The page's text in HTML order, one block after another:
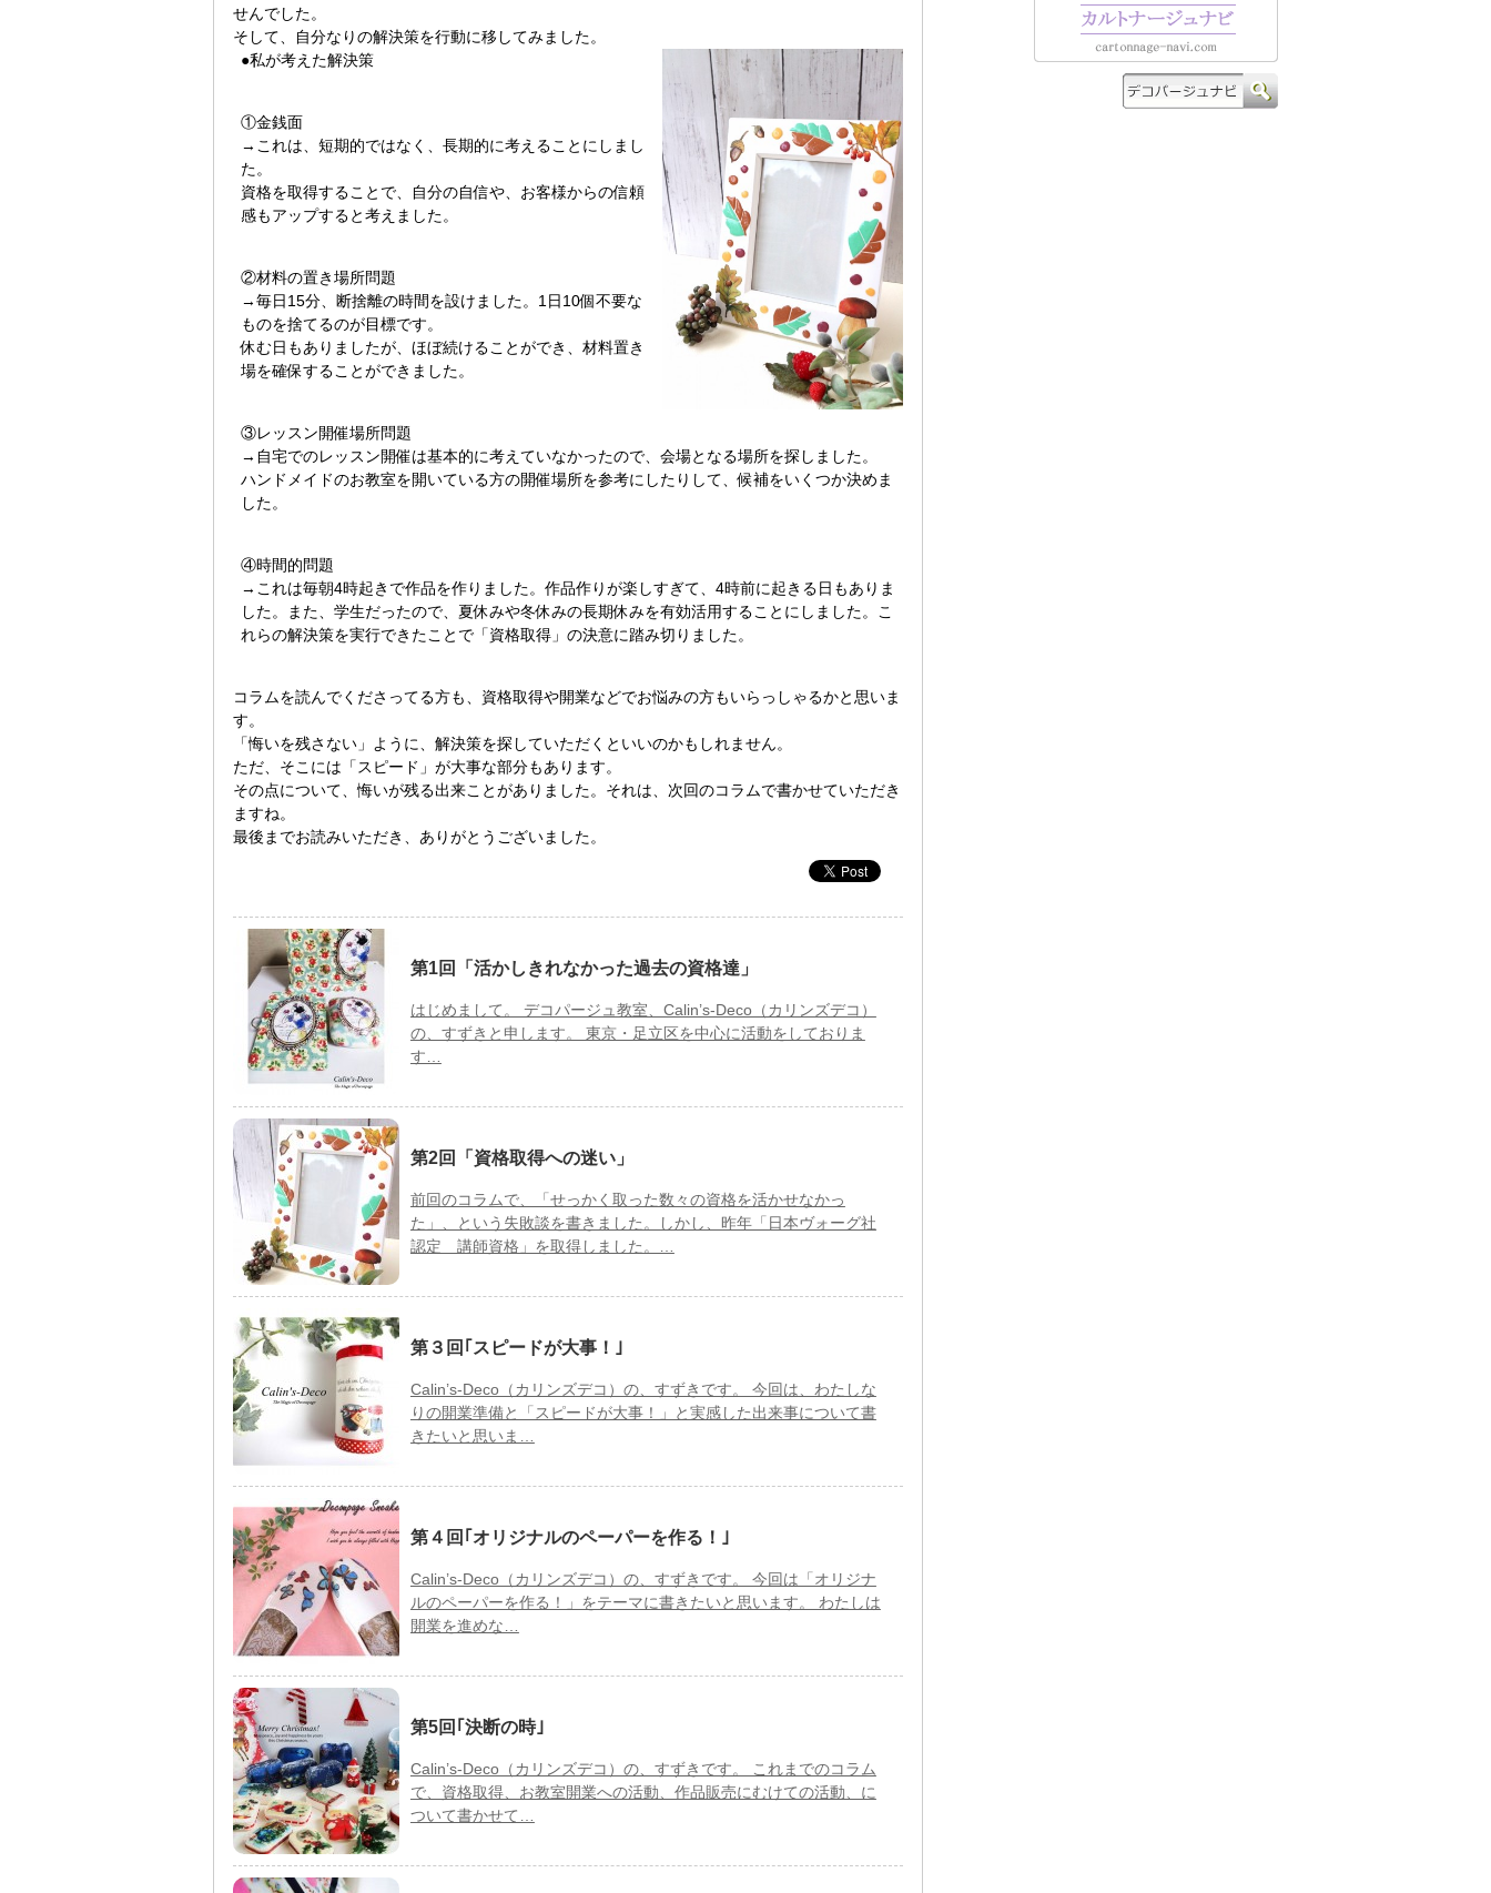
せんでした。
そして、自分なりの解決策を行動に移してみました。
●私が考えた解決策
①金銭面
→これは、短期的ではなく、長期的に考えることにしまし
た。
資格を取得することで、自分の自信や、お客様からの信頼
感もアップすると考えました。
②材料の置き場所問題
→毎日15分、断捨離の時間を設けました。1日10個不要な
ものを捨てるのが目標です。
休む日もありましたが、ほぼ続けることができ、材料置き
場を確保することができました。
③レッスン開催場所問題
→自宅でのレッスン開催は基本的に考えていなかったので、会場となる場所を探しました。
ハンドメイドのお教室を開いている方の開催場所を参考にしたりして、候補をいくつか決めま
した。
④時間的問題
→これは毎朝4時起きで作品を作りました。作品作りが楽しすぎて、4時前に起きる日もありま
した。また、学生だったので、夏休みや冬休みの長期休みを有効活用することにしました。こ
れらの解決策を実行できたことで「資格取得」の決意に踏み切りました。
コラムを読んでくださってる方も、 資格取得や開業などでお悩みの方もいらっしゃるかと思いま
す。
「悔いを残さない」ように、 解決策を探していただくといいのかもしれません。
ただ、そこには「スピード」が大事な部分もあります。
その点について、悔いが残る出来ことがありました。それは、 次回のコラムで書かせていただき
ますね。
最後までお読みいただき、ありがとうございました。
第1回「活かしきれなかった過去の資格達」
はじめまして。 デコパージュ教室、Calin’s-Deco（カリンズデコ）
の、すずきと申します。 東京・足立区を中心に活動をしておりま
す…
第2回「資格取得への迷い」
前回のコラムで、「せっかく取った数々の資格を活かせなかっ
た」、という失敗談を書きました。しかし、昨年「日本ヴォーグ社
認定 講師資格」を取得しました。…
第３回｢スピードが大事！｣
Calin’s-Deco（カリンズデコ）の、すずきです。 今回は、わたしな
りの開業準備と「スピードが大事！」と実感した出来事について書
きたいと思いま…
第４回｢オリジナルのペーパーを作る！｣
Calin’s-Deco（カリンズデコ）の、すずきです。 今回は「オリジナ
ルのペーパーを作る！」をテーマに書きたいと思います。 わたしは
開業を進めな…
第5回｢決断の時｣
Calin’s-Deco（カリンズデコ）の、すずきです。 これまでのコラム
で、資格取得、お教室開業への活動、作品販売にむけての活動、に
ついて書かせて…